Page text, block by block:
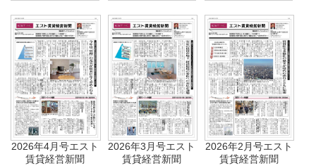
2026年4月号エスト
賃貸経営新聞
2026年3月号エスト
賃貸経営新聞
2026年2月号エスト
賃貸経営新聞